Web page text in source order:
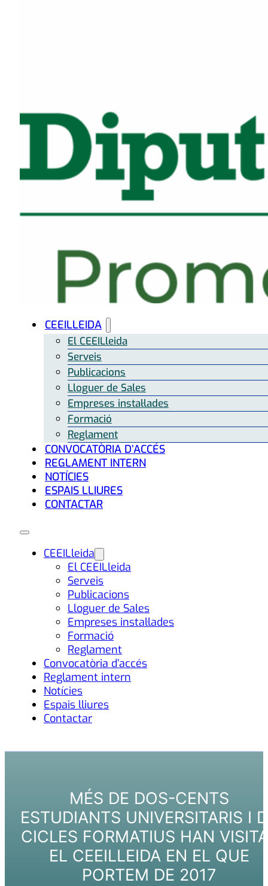
CEEILLEIDA
El CEEILleida
Serveis
Publicacions
Lloguer de Sales
Empreses instal·lades
Formació
Reglament
CONVOCATÒRIA D’ACCÉS
REGLAMENT INTERN
NOTÍCIES
ESPAIS LLIURES
CONTACTAR
CEEILleida
El CEEILleida
Serveis
Publicacions
Lloguer de Sales
Empreses instal·lades
Formació
Reglament
Convocatòria d’accés
Reglament intern
Notícies
Espais lliures
Contactar
MÉS DE DOS-CENTS
ESTUDIANTS UNIVERSITARIS I
CICLES FORMATIUS HAN
EL CEEILLEIDA EN EL QUE
PORTEM DE 2017